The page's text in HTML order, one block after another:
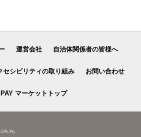
運営会社 自治体関係者の皆様へ
セシビリティの取り組み お問い合わせ
マーケットトップ
Life, Inc.